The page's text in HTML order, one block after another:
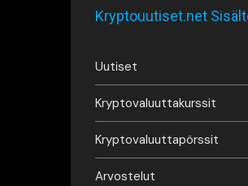
Kryptouutiset.net
Uutiset
Kryptovaluuttakurssit
Kryptovaluuttapörssit
Arvostelut